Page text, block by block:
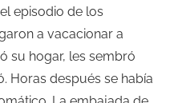
episodio de los
a vacacionar a
su hogar, les sembró
Horas después se había